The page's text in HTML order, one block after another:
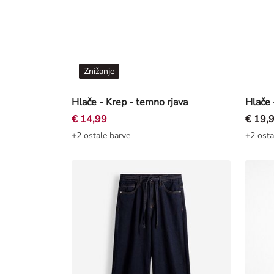
Hlače - Krep - temno rjava
Znižanje
€ 14,99
+2 ostale barve
Hlače
€
+2